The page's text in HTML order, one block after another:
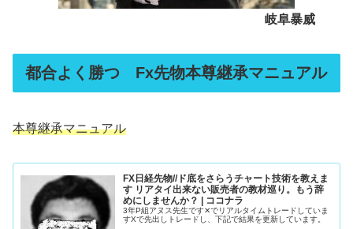
岐阜暴威
都合よく勝つ Fx先物本尊継承マニュアル
本尊継承マニュアル
FX日経先物//ド底をさらうチャート技術を教えま
す リアタイ出来ない販売者の教材巡り。もう辞
めにしませんか？ | ココナラ
3年P組アヌス先生です✕でリアルタイムトレードしていま
すXで先出しトレードし、下記で結果を更新しています。